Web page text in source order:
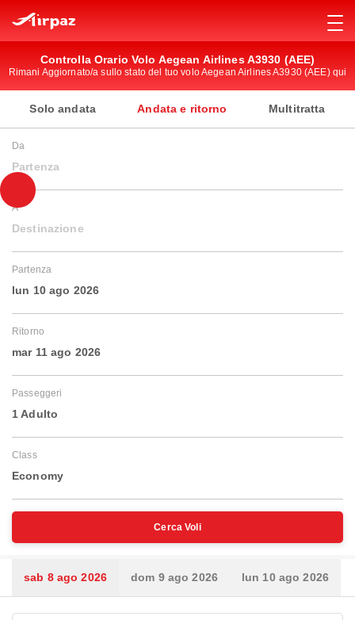
Controlla Orario Volo Aegean Airlines A3930 (AEE)
Rimani Aggiornato/a sullo stato del tuo volo Aegean Airlines A3930 (AEE) qui
Solo andata Andata e ritorno Multitratta
Da
Partenza
A
Destinazione
Partenza
lun 10 ago 2026
Ritorno
mar 11 ago 2026
Passeggeri
1 Adulto
Class
Economy
Cerca Voli
sab 8 ago 2026 dom 9 ago 2026 lun 10 ago 2026